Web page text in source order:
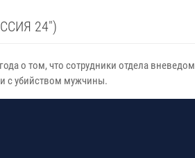
24")
о том, что сотрудники отдела
с убийством мужчины.